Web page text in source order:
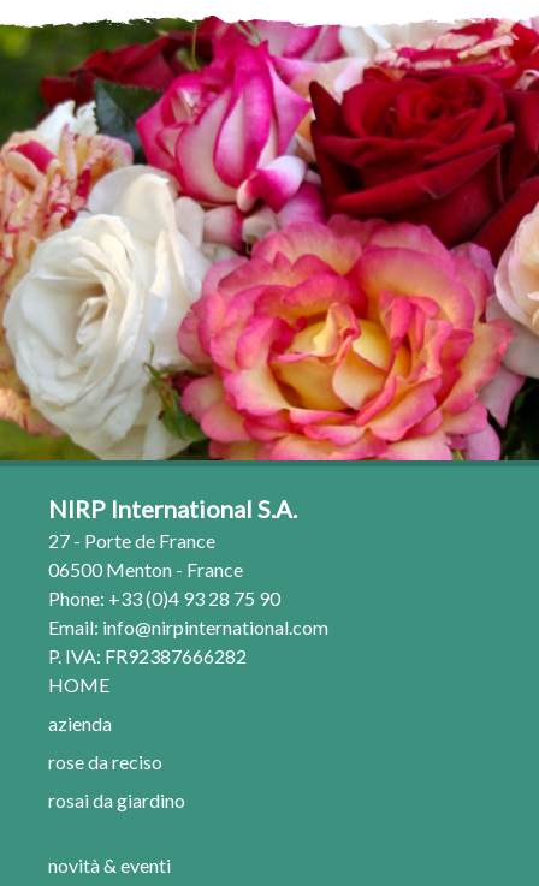
NIRP International S.A.
27 - Porte de France
06500 Menton - France
Phone: +33 (0)4 93 28 75 90
Email: info@nirpinternational.com
P. IVA: FR92387666282
HOME
azienda
rose da reciso
rosai da giardino
novità & eventi